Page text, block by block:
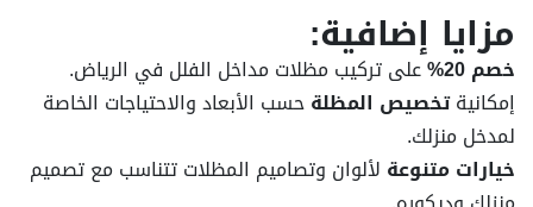
مزايا إضافية:
خصم 20%
على تركيب مظلات مداخل الفلل في الرياض.
إمكانيةتخصيص المظلةحسب الأبعاد والاحتياجات الخاصة
لمدخل منزلك.
خيارات متنوعة لألوان وتصاميم المظلات تتناسب مع تصميم